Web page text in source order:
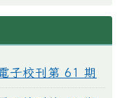
子校刊第 61 期